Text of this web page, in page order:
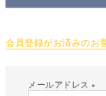
会員登録がお済みのお
メールアドレス